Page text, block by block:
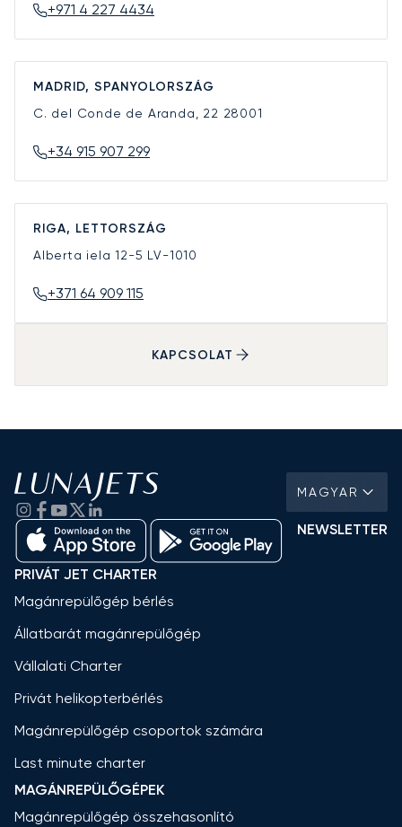
+971 4 227 4434
MADRID, SPANYOLORSZÁG
C. del Conde de Aranda, 22 28001
+34 915 907 299
RIGA, LETTORSZÁG
Alberta iela 12-5 LV-1010
+371 64 909 115
KAPCSOLAT
MAGYAR
NEWSLETTER
PRIVÁT JET CHARTER
Magánrepülőgép bérlés
Állatbarát magánrepülőgép
Vállalati Charter
Privát helikopterbérlés
Magánrepülőgép csoportok számára
Last minute charter
MAGÁNREPÜLŐGÉPEK
Magánrepülőgép összehasonlító